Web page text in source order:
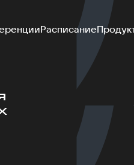
Расписание